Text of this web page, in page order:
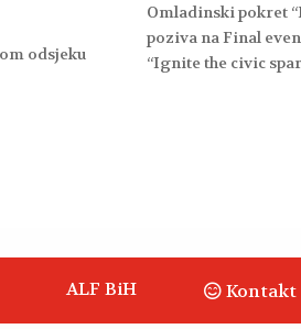
odsjeku
Omladinski pokret
poziva na Final
“Ignite the civic
ALF BiH Kontakt